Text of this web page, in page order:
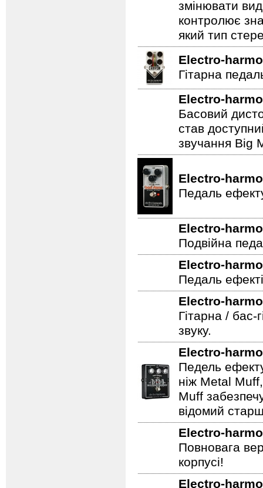
змінювати
контролює
який тип
Electro-
Гітарна
Electro-
Басовий
став
звучання Big
Electro-
Педаль
Electro-
Подвійна
Electro-
Педаль
Electro-
Гітарна / бас-
звуку.
Electro-
Педель
ніж Metal
Muff
відомий
Electro-
Повновага
корпусі!
Electro-